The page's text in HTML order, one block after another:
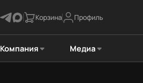
Корзина Профиль
Компания Медиа